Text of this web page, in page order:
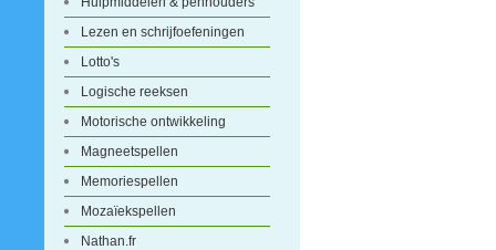
Lezen en schrijfoefeningen
Lotto's
Logische reeksen
Motorische ontwikkeling
Magneetspellen
Memoriespellen
Mozaïekspellen
Nathan.fr